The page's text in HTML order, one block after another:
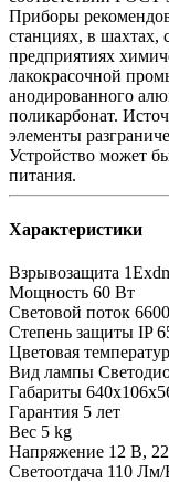
Приборы
станциях, в шахтах,
предприятиях
лакокрасочной
анодированного
поликарбонат.
элементы
Устройство может
питания.
Характеристики
Взрывозащита
Мощность 60 Вт
Световой поток
Степень защиты IP
Цветовая
Вид лампы
Габариты
Гарантия 5 лет
Вес 5 kg
Напряжение 12 В,
Светоотдача 110 Лм/